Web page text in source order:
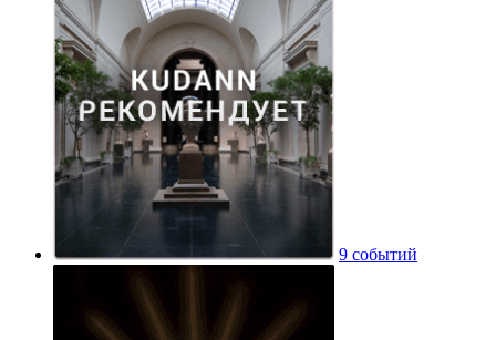
9 событий